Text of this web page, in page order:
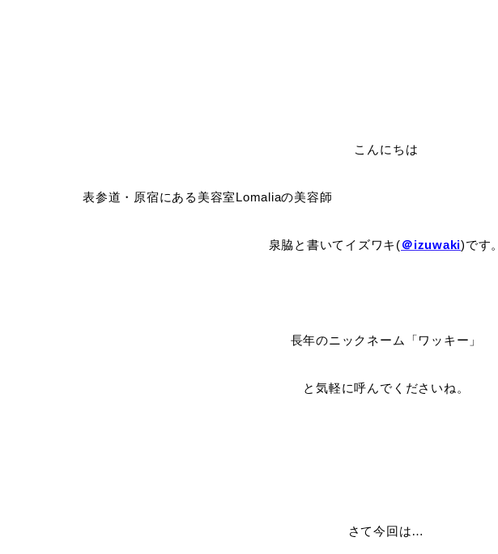
こんにちは
表参道・原宿にある美容室Lomaliaの美容師
泉脇と書いてイズワキ(＠izuwaki)です。
長年のニックネーム「ワッキー」
と気軽に呼んでくださいね。
さて今回は…